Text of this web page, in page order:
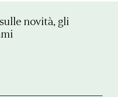
novità, gli